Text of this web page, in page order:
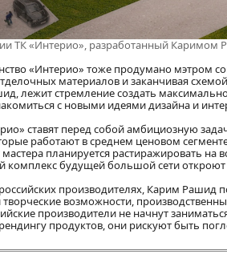
ТК «Интерио», разработанный Каримом
«Интерио» тоже продумано мэтром
материалов и заканчивая
лежит стремление создать
с новыми идеями дизайна и
ставят перед собой амбициозную
работают в среднем ценовом
планируется растиражировать на
комплекс будущей большой сети
производителях, Карим Рашид
возможности,
производители не начнут
продуктов, они рискуют быть